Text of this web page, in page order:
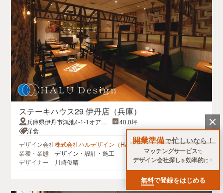
開業準備で忙しいなら！
マッチングサービスで
デザイン会社探しを効率的に！
無料で登録をはじめる
ステーキハウス29 伊丹店（兵庫）
兵庫県伊丹市鴻池4-1-1オアシ
スタウン伊丹鴻池１F
40.0坪
洋食
デザイン会社株式会社ハルデザイン（HALU Design Inc.) East Japan
業種・業態
デザイン・設計・施工
デザイナー
川崎俊晴